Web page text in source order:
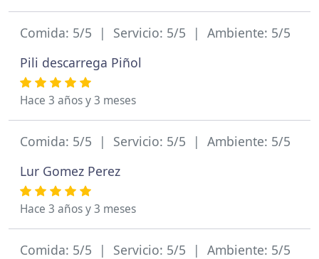
Comida: 5/5 | Servicio: 5/5 | Ambiente: 5/5
Pili descarrega Piñol
Hace 3 años y 3 meses
Comida: 5/5 | Servicio: 5/5 | Ambiente: 5/5
Lur Gomez Perez
Hace 3 años y 3 meses
Comida: 5/5 | Servicio: 5/5 | Ambiente: 5/5